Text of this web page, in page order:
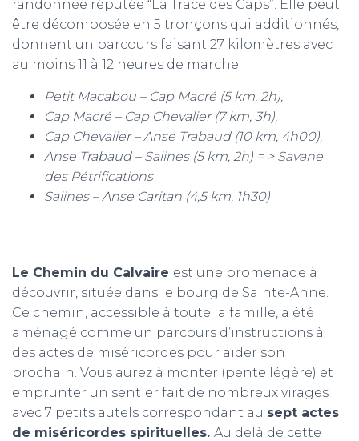
randonnée réputée “La Trace des Caps”. Elle peut
être décomposée en 5 tronçons qui additionnés,
donnent un parcours faisant 27 kilomètres avec
au moins 11 à 12 heures de marche.
Petit Macabou – Cap Macré (5 km, 2h),
Cap Macré – Cap Chevalier (7 km, 3h),
Cap Chevalier – Anse Trabaud (10 km, 4h00),
Anse Trabaud – Salines (5 km, 2h) = > Savane
des Pétrifications
Salines – Anse Caritan (4,5 km, 1h30)
Le Chemin du Calvaire est une promenade à
découvrir, située dans le bourg de Sainte-Anne.
Ce chemin, accessible à toute la famille, a été
aménagé comme un parcours d’instructions à
des actes de miséricordes pour aider son
prochain. Vous aurez à monter (pente légère) et
emprunter un sentier fait de nombreux virages
avec 7 petits autels correspondant au sept actes
de miséricordes spirituelles. Au delà de cette